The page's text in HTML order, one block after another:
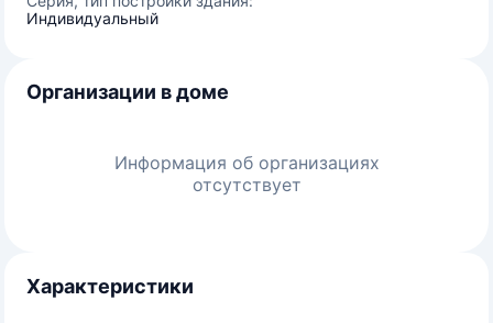
Индивидуальный
Организации в доме
Информация об организациях
отсутствует
Характеристики